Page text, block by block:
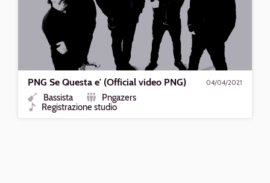
04/04/2021
PNG Se Questa e' (Official video PNG)
Ruolo
Bassista
Formazione
Pngazers
Registrazione studio